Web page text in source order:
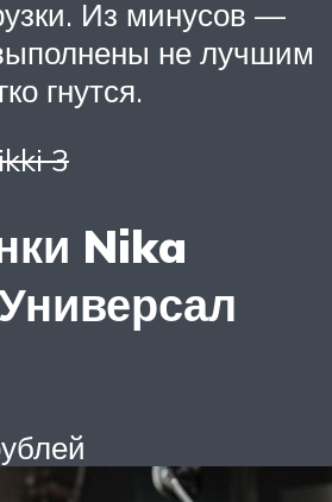
Из минусов —
не лучшим
гнутся.
3
Nika